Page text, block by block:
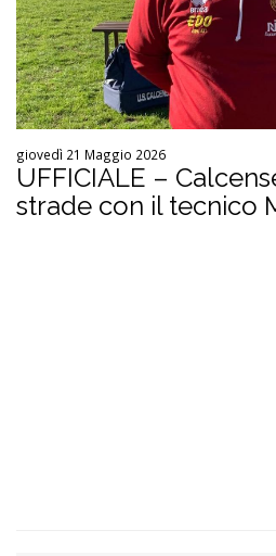
giovedì 21 Maggio 2026
UFFICIALE –
strade con il tecnico